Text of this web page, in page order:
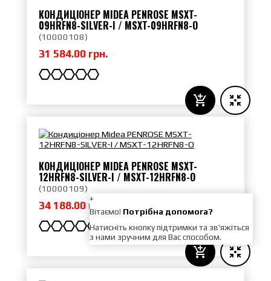
КОНДИЦІОНЕР MIDEA PENROSE MSXT-
09HRFN8-SILVER-I / MSXT-09HRFN8-O
(10000108)
31 584.00 грн.
КОНДИЦІОНЕР MIDEA PENROSE MSXT-
12HRFN8-SILVER-I / MSXT-12HRFN8-O
(10000109)
34 188.00 грн.
+
Вітаємо! Потрібна допомога?
Натисніть кнопку підтримки та зв'яжіться
з нами зручним для Вас способом.